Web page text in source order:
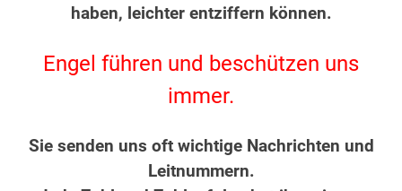
haben, leichter entziffern können.
Engel führen und beschützen uns
immer.
Sie senden uns oft wichtige Nachrichten und
Leitnummern.